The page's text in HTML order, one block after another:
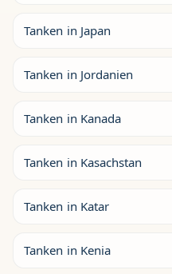
Tanken in Japan
Tanken in Jordanien
Tanken in Kanada
Tanken in Kasachstan
Tanken in Katar
Tanken in Kenia